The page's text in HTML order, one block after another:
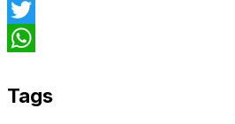
Facebook
Twitter
Tags